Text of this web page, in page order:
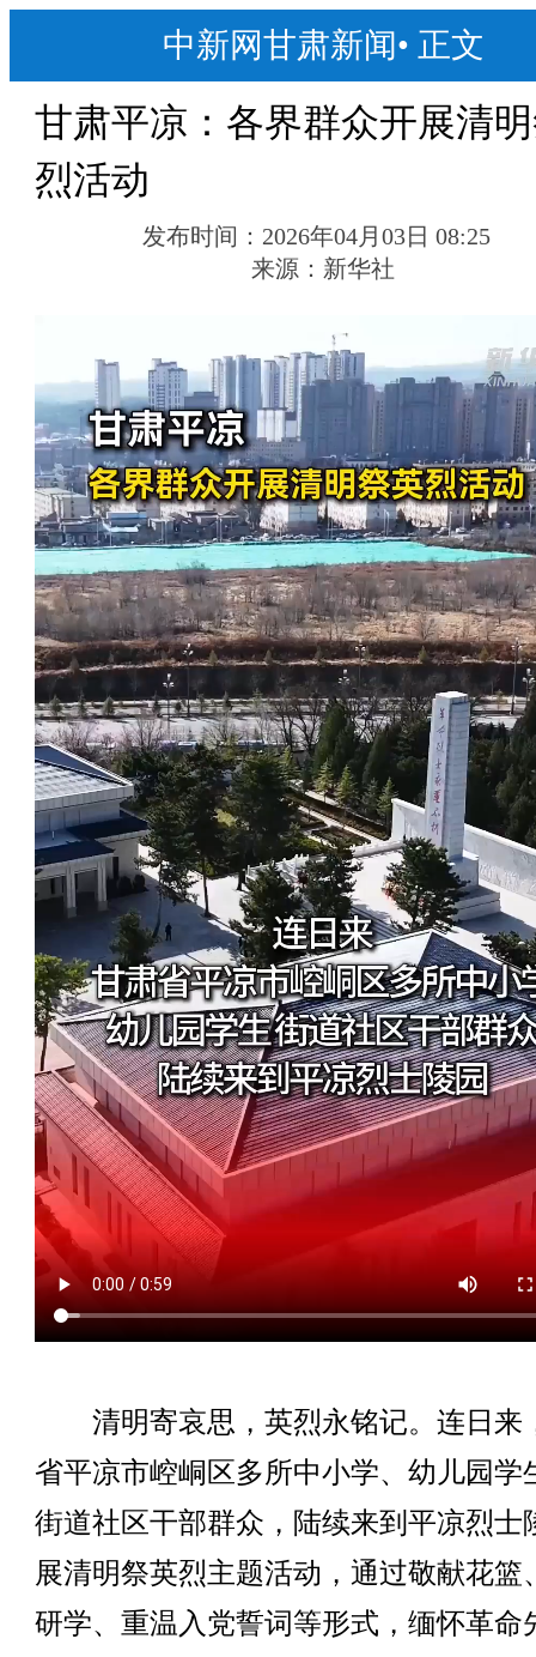
中新网甘肃新闻• 正文
甘肃平凉：各界群众开展清
烈活动
发布时间： 2026年04月03日 08:25
来源： 新华社
清明寄哀思，英烈永铭记。连日来
省平凉市崆峒区多所中小学、幼儿园学
街道社区干部群众，陆续来到平凉烈士
展清明祭英烈主题活动，通过敬献花篮
研学、重温入党誓词等形式，缅怀革命